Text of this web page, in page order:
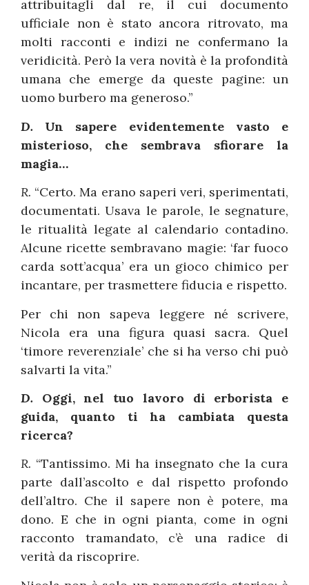
attribuitagli dal re, il cui documento
ufficiale non è stato ancora ritrovato, ma
molti racconti e indizi ne confermano la
veridicità. Però la vera novità è la profondità
umana che emerge da queste pagine: un
uomo burbero ma generoso.”
D. Un sapere evidentemente vasto e
misterioso, che sembrava sfiorare la
magia…
R. “Certo. Ma erano saperi veri, sperimentati,
documentati. Usava le parole, le segnature,
le ritualità legate al calendario contadino.
Alcune ricette sembravano magie: ‘far fuoco
carda sott’acqua’ era un gioco chimico per
incantare, per trasmettere fiducia e rispetto.
Per chi non sapeva leggere né scrivere,
Nicola era una figura quasi sacra. Quel
‘timore reverenziale’ che si ha verso chi può
salvarti la vita.”
D. Oggi, nel tuo lavoro di erborista e
guida, quanto ti ha cambiata questa
ricerca?
R. “Tantissimo. Mi ha insegnato che la cura
parte dall’ascolto e dal rispetto profondo
dell’altro. Che il sapere non è potere, ma
dono. E che in ogni pianta, come in ogni
racconto tramandato, c’è una radice di
verità da riscoprire.